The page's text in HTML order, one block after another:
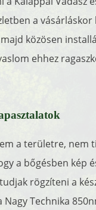
a
közösen
ehhez
a területre, nem
a bőgésben kép
rögzíteni a
Nagy Technika